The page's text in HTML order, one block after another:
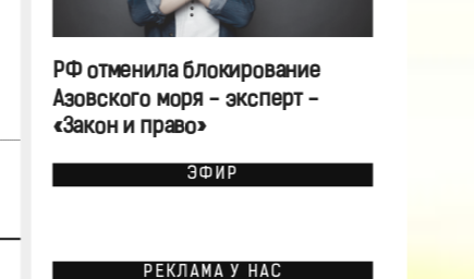
РФ отменила блокирование
Азовского моря - эксперт -
«Закон и право»
ЭФИР
РЕКЛАМА У НАС